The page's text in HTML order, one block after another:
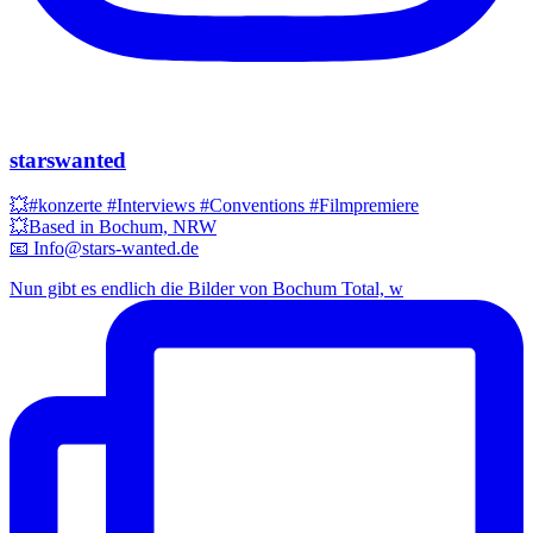
starswanted
💥#konzerte #Interviews #Conventions #Filmpremiere
💥Based in Bochum, NRW
📧 Info@stars-wanted.de
Nun gibt es endlich die Bilder von Bochum Total, w